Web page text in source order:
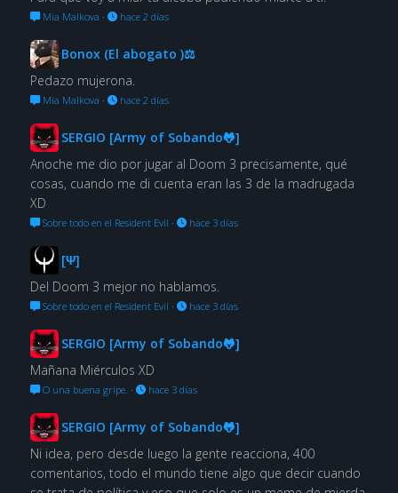
Mia Malkova · hace 2 días
Bonox (El abogato )⚖
Pedazo mujerona.
Mia Malkova · hace 2 días
SERGIO [Army of Sobando🐸]
Anoche me dio por jugar al Doom 3 precisamente, qué
cosas, cuando me di cuenta eran las 3 de la madrugada
XD
Sobre todo en el Resident Evil · hace 3 días
[Ψ]
Del Doom 3 mejor no hablamos.
Sobre todo en el Resident Evil · hace 3 días
SERGIO [Army of Sobando🐸]
Mañana Miérculos XD
O una buena gripe. · hace 3 días
SERGIO [Army of Sobando🐸]
Ni idea, pero desde luego la gente reacciona, 400
comentarios, todo el mundo tiene algo que decir cuando